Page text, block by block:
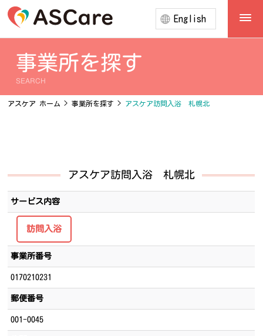
English
事業所を探す
SEARCH
アスケア ホーム > 事業所を探す > アスケア訪問入浴 札幌北
アスケア訪問入浴 札幌北
サービス内容
訪問入浴
事業所番号
0170210231
郵便番号
001-0045